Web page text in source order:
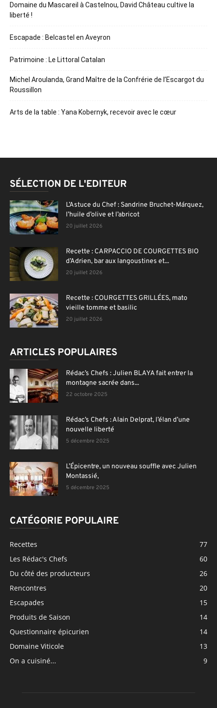
Domaine du Mascareil à Castelnou, David Château cultive la
liberté !
Escapade : Belcastel en Aveyron
Patrimoine : Le Littoral Catalan
Michel Aroulanda, Grand Maître de la Confrérie de l’Escargot du
Roussillon
Arts de la table : Yana Kobernyk, recevoir avec le cœur
SÉLECTION DE L'EDITEUR
L’Astuce du Chef : Sandrine Bruchet-Márquez,
l’huile d’olive et l’abricot
20 juillet 2026
Recette : CARPACCIO DE COURGETTES BIO
d’Adrien, bar aux langoustines et...
20 juillet 2026
Recette : COURGETTES GRILLÉES, mato
vieille tomme et basilic
20 juillet 2026
ARTICLES POPULAIRES
Rédac’s Chefs : Julien BLAYA fait entrer la
montagne sacrée dans...
22 octobre 2025
Rédac’s Chefs : Alain Delprat, l’élan d’une
nouvelle liberté
5 décembre 2025
L’Épicentre, un nouveau souffle avec Julien
Montassié,
5 décembre 2025
CATÉGORIE POPULAIRE
Recettes
77
Les Rédac's Chefs
60
Du côté des producteurs
26
Rencontres
20
Escapades
15
Produits de Saison
14
Questionnaire épicurien
14
Domaine Viticole
13
On a cuisiné...
9